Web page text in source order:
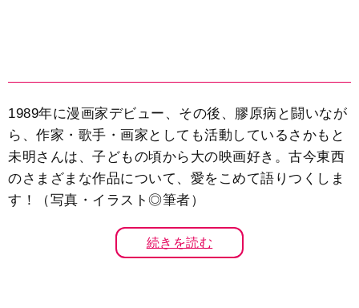
1989年に漫画家デビュー、その後、膠原病と闘いなが
ら、作家・歌手・画家としても活動しているさかもと
未明さんは、子どもの頃から大の映画好き。古今東西
のさまざまな作品について、愛をこめて語りつくしま
す！（写真・イラスト◎筆者）
続きを読む